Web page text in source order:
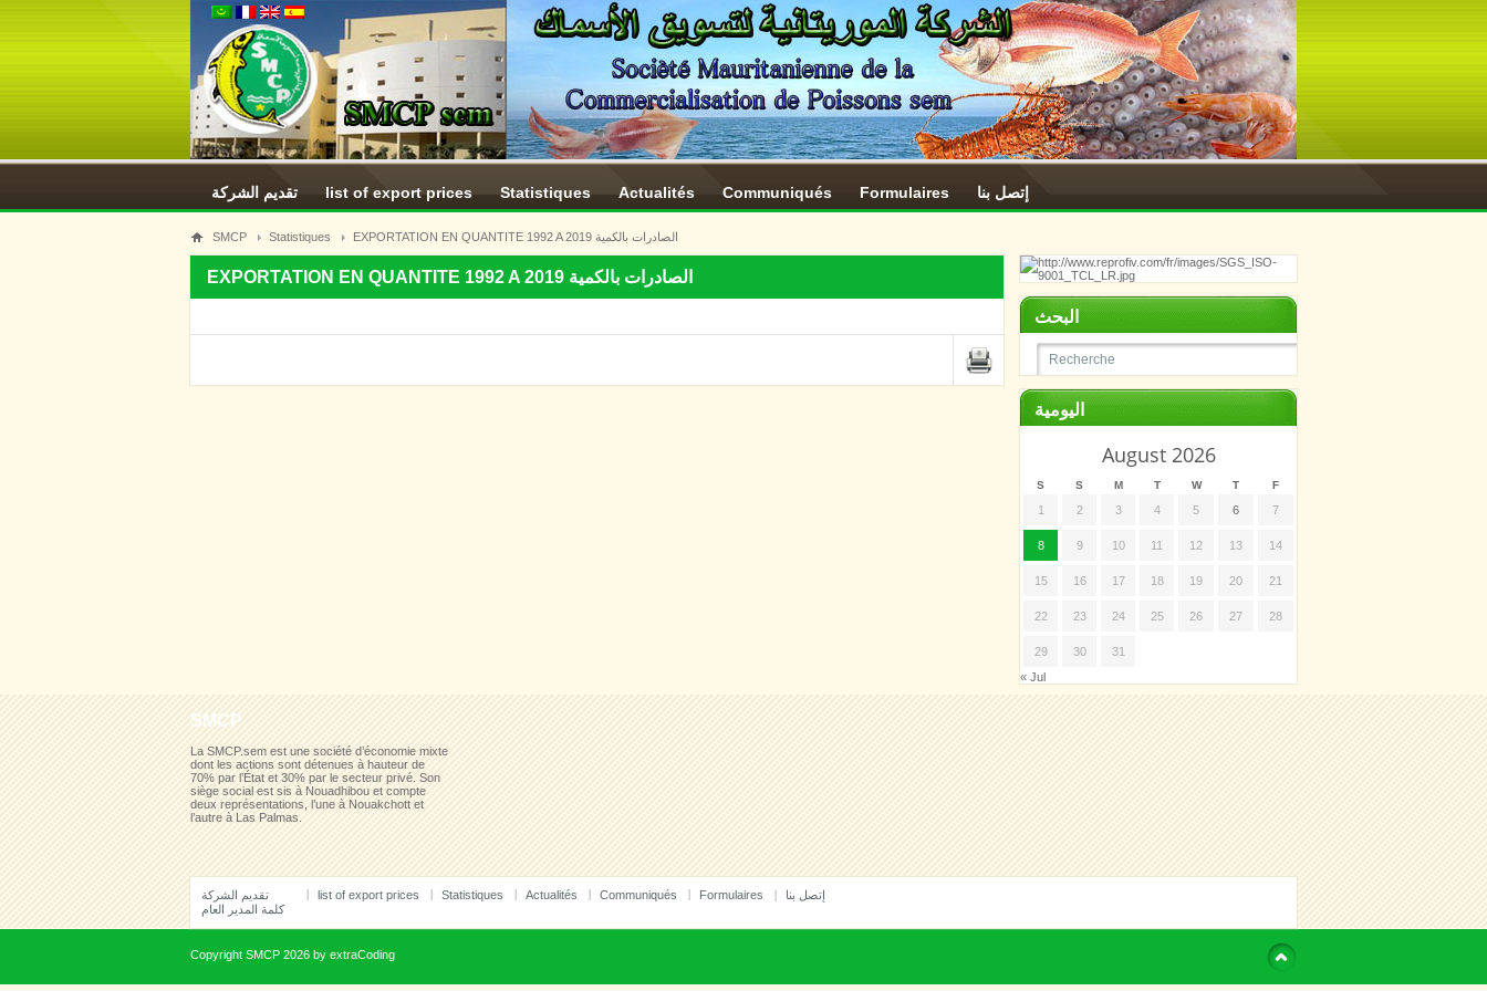
تقديم الشركة list of export prices Statistiques Actualités Communiqués Formulaires إتصل بنا
SMCP Statistiques EXPORTATION EN QUANTITE 1992 A 2019 الصادرات بالكمية
EXPORTATION EN QUANTITE 1992 A 2019 الصادرات بالكمية
البحث
اليومية
August 2026
S S M T W T F
1 2 3 4 5 6 7
8 9 10 11 12 13 14
15 16 17 18 19 20 21
22 23 24 25 26 27 28
29 30
31
« Jul
SMCP
La SMCP.sem est une société d’économie mixte
dont les actions sont détenues à hauteur de
70% par l’État et 30% par le secteur privé. Son
siège social est sis à Nouadhibou et compte
deux représentations, l’une à Nouakchott et
l’autre à Las Palmas.
تقديم الشركة
كلمة المدير العام
list of export prices Statistiques Actualités Communiqués Formulaires إتصل بنا
Copyright SMCP 2026 by extraCoding